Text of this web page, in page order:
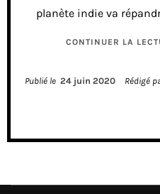
planète indie va
CONTINUER LA
Publié le 24 juin 2020 Rédigé